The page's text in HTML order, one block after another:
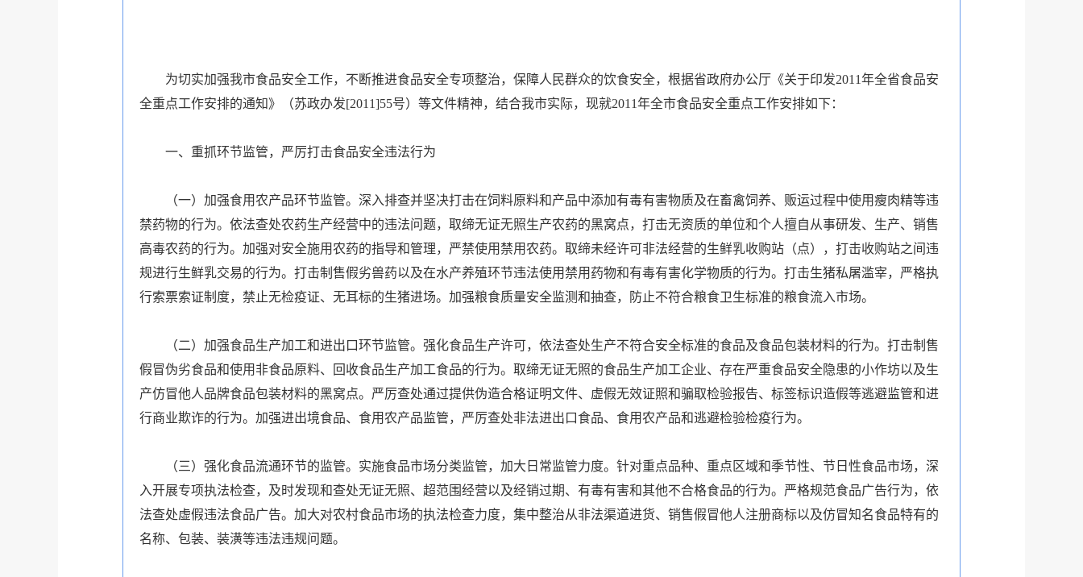
为切实加强我市食品安全工作，不断推进食品安全专项整治，保障人民群众的饮食安全，根据省政府办公厅《关于印发2011年全省食品安
全重点工作安排的通知》（苏政办发[2011]55号）等文件精神，结合我市实际，现就2011年全市食品安全重点工作安排如下：
一、重抓环节监管，严厉打击食品安全违法行为
（一）加强食用农产品环节监管。深入排查并坚决打击在饲料原料和产品中添加有毒有害物质及在畜禽饲养、贩运过程中使用瘦肉精等违
禁药物的行为。依法查处农药生产经营中的违法问题，取缔无证无照生产农药的黑窝点，打击无资质的单位和个人擅自从事研发、生产、销售
高毒农药的行为。加强对安全施用农药的指导和管理，严禁使用禁用农药。取缔未经许可非法经营的生鲜乳收购站（点），打击收购站之间违
规进行生鲜乳交易的行为。打击制售假劣兽药以及在水产养殖环节违法使用禁用药物和有毒有害化学物质的行为。打击生猪私屠滥宰，严格执
行索票索证制度，禁止无检疫证、无耳标的生猪进场。加强粮食质量安全监测和抽查，防止不符合粮食卫生标准的粮食流入市场。
（二）加强食品生产加工和进出口环节监管。强化食品生产许可，依法查处生产不符合安全标准的食品及食品包装材料的行为。打击制售
假冒伪劣食品和使用非食品原料、回收食品生产加工食品的行为。取缔无证无照的食品生产加工企业、存在严重食品安全隐患的小作坊以及生
产仿冒他人品牌食品包装材料的黑窝点。严厉查处通过提供伪造合格证明文件、虚假无效证照和骗取检验报告、标签标识造假等逃避监管和进
行商业欺诈的行为。加强进出境食品、食用农产品监管，严厉查处非法进出口食品、食用农产品和逃避检验检疫行为。
（三）强化食品流通环节的监管。实施食品市场分类监管，加大日常监管力度。针对重点品种、重点区域和季节性、节日性食品市场，深
入开展专项执法检查，及时发现和查处无证无照、超范围经营以及经销过期、有毒有害和其他不合格食品的行为。严格规范食品广告行为，依
法查处虚假违法食品广告。加大对农村食品市场的执法检查力度，集中整治从非法渠道进货、销售假冒他人注册商标以及仿冒知名食品特有的
名称、包装、装潢等违法违规问题。